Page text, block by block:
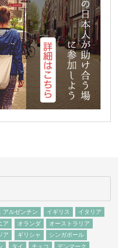
アルゼンチン イギリス
イタリア
ア オランダ
オーストラリア
ア ギリシャ
シンガポール
タイ チェコ
デンマーク